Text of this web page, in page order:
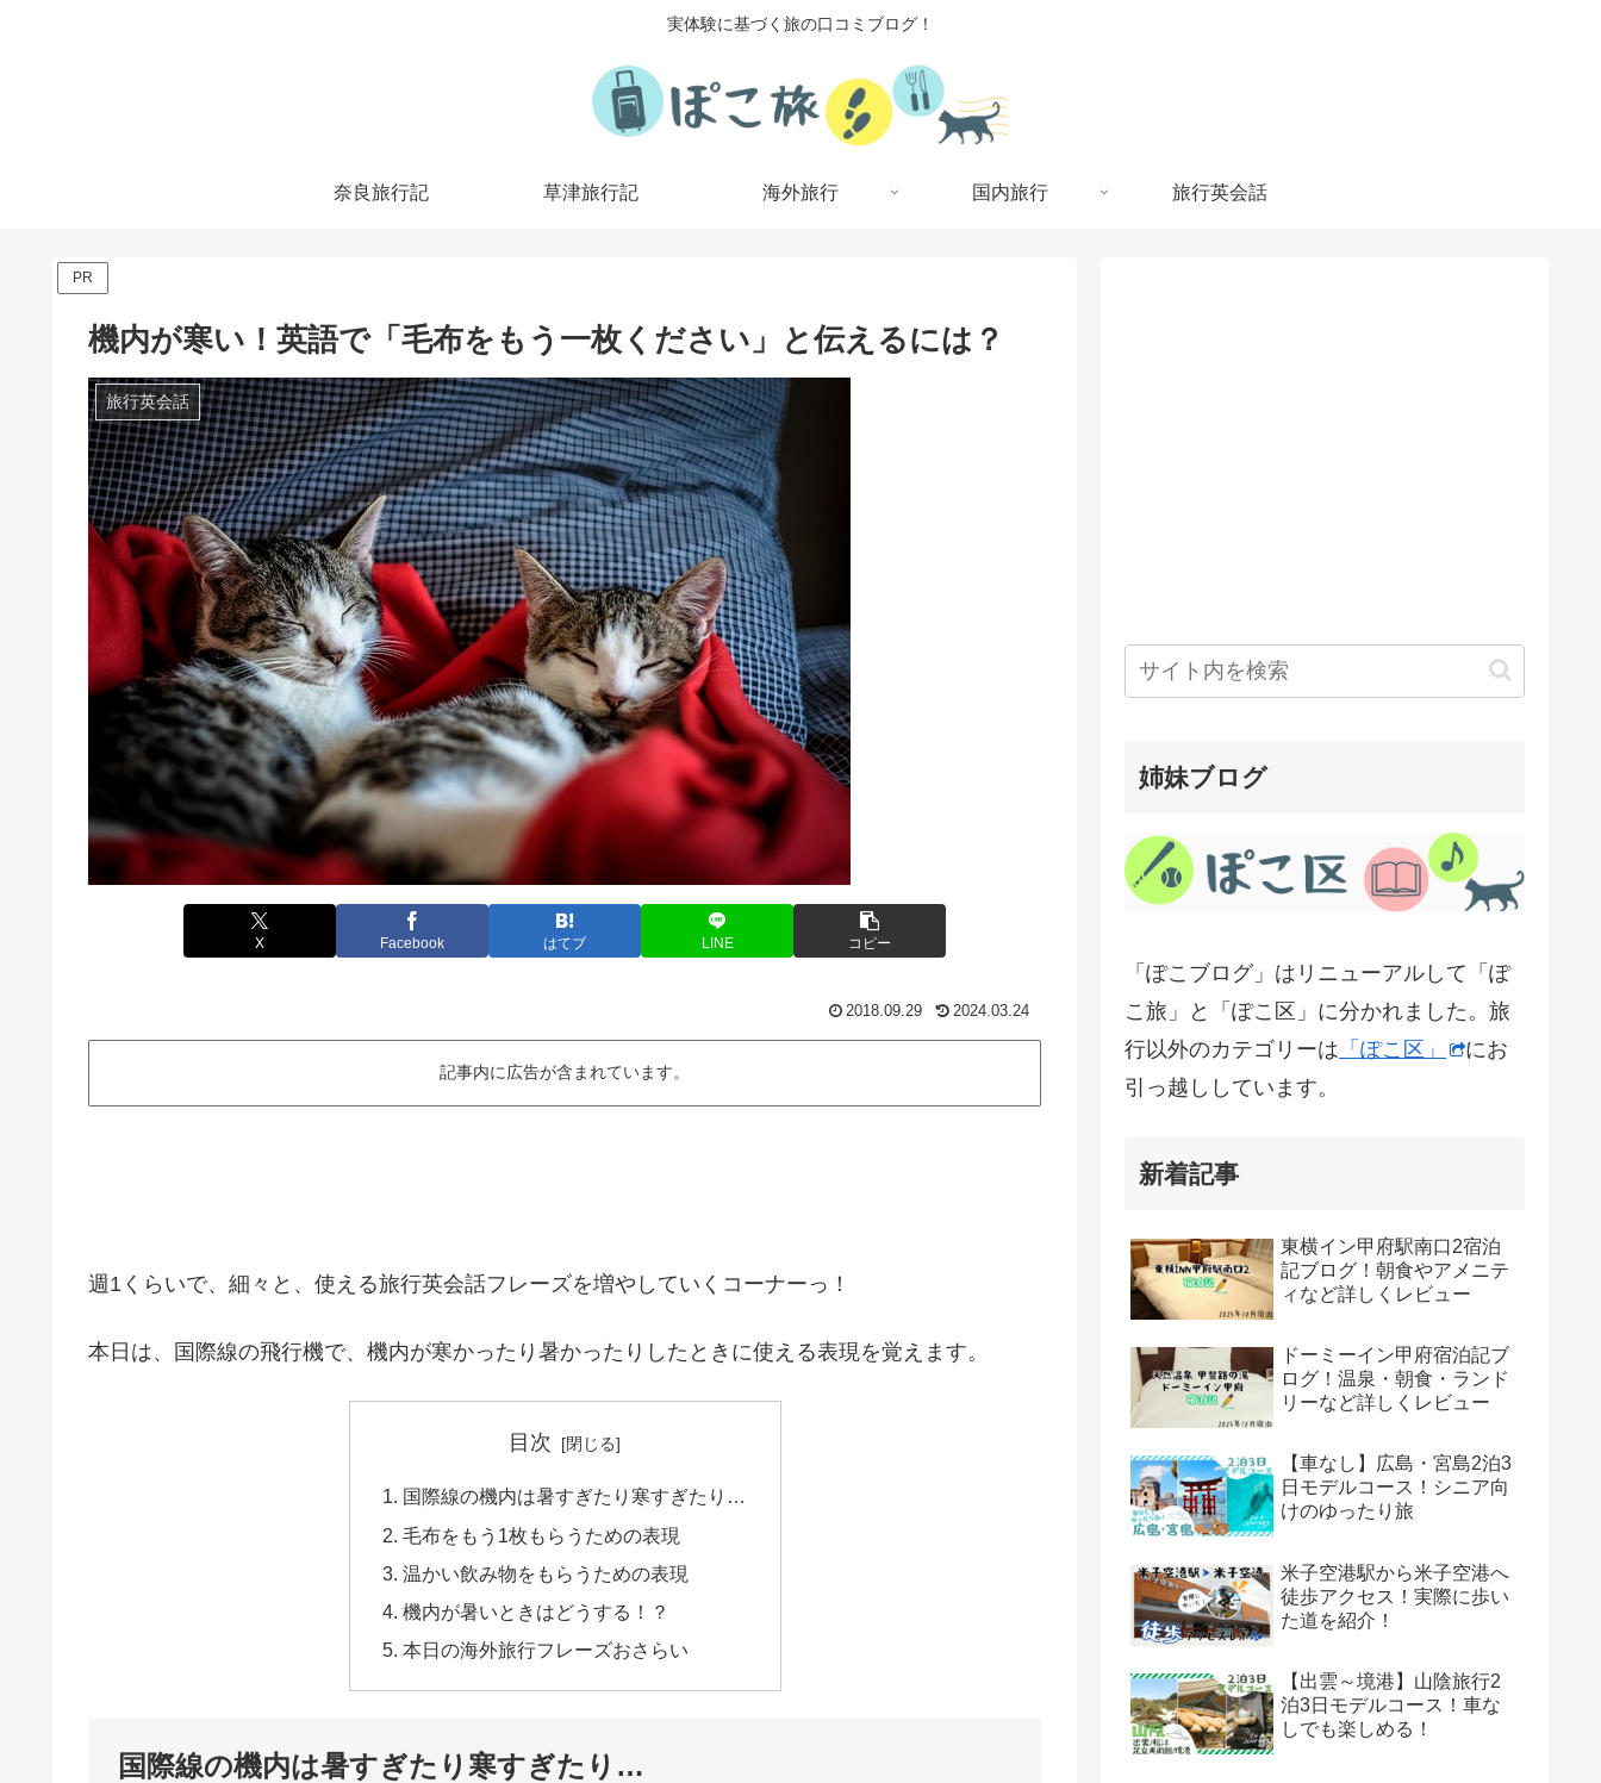
実体験に基づく旅の口コミブログ！
奈良旅行記 草津旅行記 海外旅行 国内旅行 旅行英会話
PR
機内が寒い！英語で「毛布をもう一枚ください」と伝えるには？
旅行英会話
X Facebook はてブ LINE コピー
2018.09.29 2024.03.24
記事内に広告が含まれています。
週1くらいで、細々と、使える旅行英会話フレーズを増やしていくコーナーっ！
本日は、国際線の飛行機で、機内が寒かったり暑かったりしたときに使える表現を覚えます。
目次
国際線の機内は暑すぎたり寒すぎたり…
毛布をもう1枚もらうための表現
温かい飲み物をもらうための表現
機内が暑いときはどうする！？
本日の海外旅行フレーズおさらい
国際線の機内は暑すぎたり寒すぎたり…
姉妹ブログ
「ぽこブログ」はリニューアルして「ぽ
こ旅」と「ぽこ区」に分かれました。旅
行以外のカテゴリーは 「ぽこ区」
にお
引っ越ししています。
新着記事
東横イン甲府駅南口2宿泊
記ブログ！朝食やアメニテ
ィなど詳しくレビュー
ドーミーイン甲府宿泊記ブ
ログ！温泉・朝食・ランド
リーなど詳しくレビュー
【車なし】広島・宮島2泊3
日モデルコース！シニア向
けのゆったり旅
米子空港駅から米子空港へ
徒歩アクセス！実際に歩い
た道を紹介！
【出雲～境港】山陰旅行2
泊3日モデルコース！車な
しでも楽しめる！